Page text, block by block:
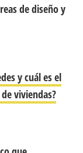
de diseño y
y cuál es el
viviendas?